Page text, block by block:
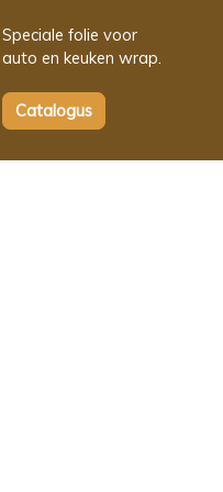
Speciale folie voor
auto en keuken wrap.